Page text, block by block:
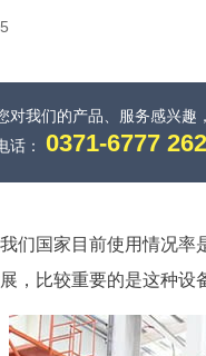
对我们的产品、服务感兴
话： 0371-6777
们国家目前使用情况率
，比较重要的是这种设